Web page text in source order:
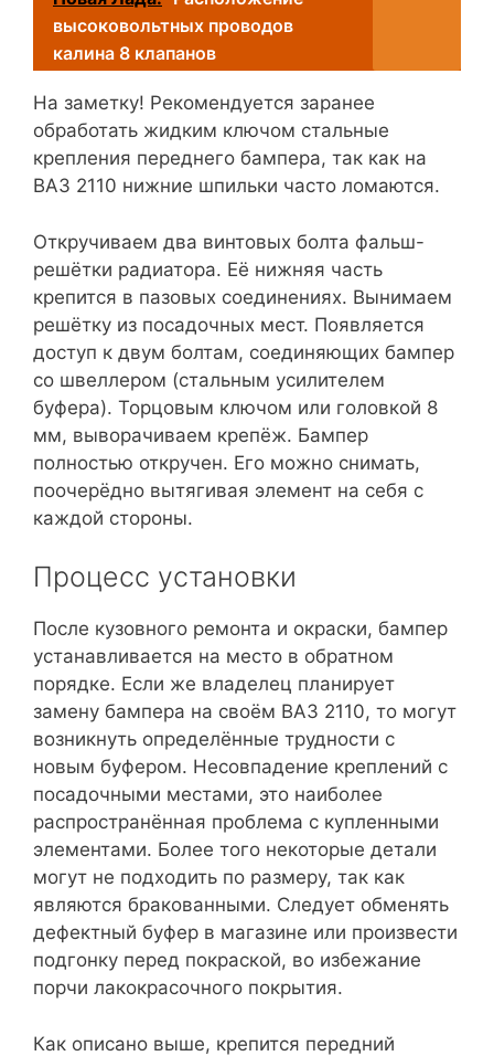
высоковольтных проводов
калина 8 клапанов
На заметку! Рекомендуется заранее
обработать жидким ключом стальные
крепления переднего бампера, так как на
ВАЗ 2110 нижние шпильки часто ломаются.
Откручиваем два винтовых болта фальш-
решётки радиатора. Её нижняя часть
крепится в пазовых соединениях. Вынимаем
решётку из посадочных мест. Появляется
доступ к двум болтам, соединяющих бампер
со швеллером (стальным усилителем
буфера). Торцовым ключом или головкой 8
мм, выворачиваем крепёж. Бампер
полностью откручен. Его можно снимать,
поочерёдно вытягивая элемент на себя с
каждой стороны.
Процесс установки
После кузовного ремонта и окраски, бампер
устанавливается на место в обратном
порядке. Если же владелец планирует
замену бампера на своём ВАЗ 2110, то могут
возникнуть определённые трудности с
новым буфером. Несовпадение креплений с
посадочными местами, это наиболее
распространённая проблема с купленными
элементами. Более того некоторые детали
могут не подходить по размеру, так как
являются бракованными. Следует обменять
дефектный буфер в магазине или произвести
подгонку перед покраской, во избежание
порчи лакокрасочного покрытия.
Как описано выше, крепится передний